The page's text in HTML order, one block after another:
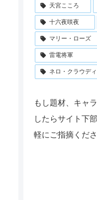
天宮こころ
十六夜咲夜
マリー・ローズ
雷電将軍
ネロ・クラウデ
もし題材、キャ
したらサイト下
軽にご指摘くださ